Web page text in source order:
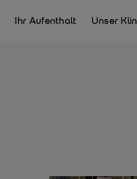
Ihr Aufenthalt Unser